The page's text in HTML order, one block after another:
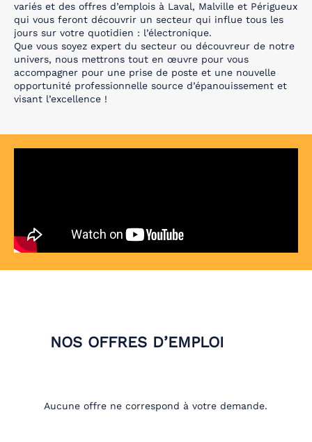
variés et des offres d’emplois à Laval, Malville et Périgueux
qui vous feront découvrir un secteur qui influe tous les
jours sur votre quotidien : l’électronique.
Que vous soyez expert du secteur ou découvreur de notre
univers, nous mettrons tout en œuvre pour vous
accompagner pour une prise de poste et une nouvelle
opportunité professionnelle source d’épanouissement et
visant l’excellence !
NOS OFFRES D’EMPLOI
Aucune offre ne correspond à votre demande.